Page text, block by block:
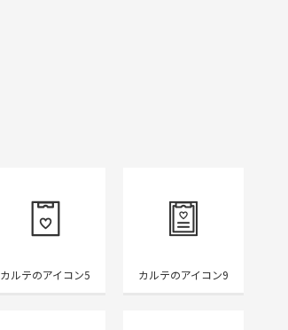
カルテのアイコン5 カルテのアイコン9